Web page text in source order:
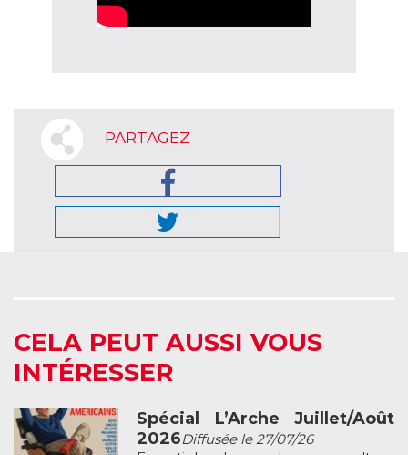
PARTAGEZ
CELA PEUT AUSSI VOUS
INTÉRESSER
Spécial L’Arche Juillet/Août
2026Diffusée le 27/07/26